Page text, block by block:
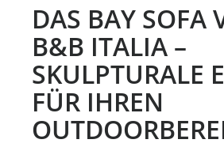
DAS BAY SOFA
B&B ITALIA –
SKULPTURALE
FÜR IHREN